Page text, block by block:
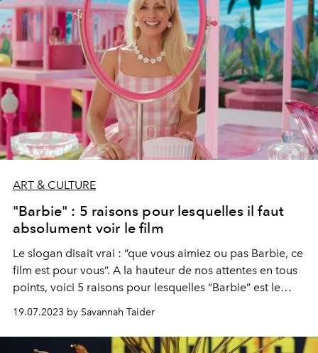
ART & CULTURE
"Barbie" : 5 raisons pour lesquelles il faut
absolument voir le film
Le slogan disait vrai : “que vous aimiez ou pas Barbie, ce
film est pour vous”. A la hauteur de nos attentes en tous
points, voici 5 raisons pour lesquelles “Barbie” est le
blockbuster (féministe) de l'été. A voir absolument.
19.07.2023 by Savannah Taider